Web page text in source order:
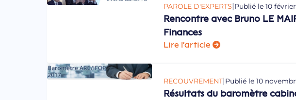
PAROLE D'EXPERTS|Publié le 10
Rencontre avec Bruno LE
Finances
Lire l'article
RECOUVREMENT|Publié le 10
Résultats du baromètre